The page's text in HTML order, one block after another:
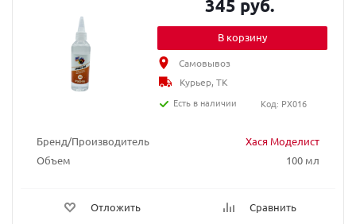
Бренд/Производитель
Хася Моделист
Объем
100 мл
Отложить Сравнить
345 руб.
В корзину
Самовывоз
Курьер, ТК
Есть в наличии
Код: PX016